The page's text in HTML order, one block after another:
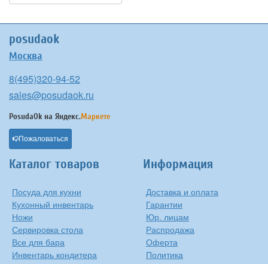
posudaok
Москва
8(495)320-94-52
sales@posudaok.ru
PosudaOk на Яндекс.Маркете
Пожаловаться
Каталог товаров
Посуда для кухни
Кухонный инвентарь
Ножи
Сервировка стола
Все для бара
Инвентарь кондитера
Информация
Доставка и оплата
Гарантии
Юр. лицам
Распродажа
Оферта
Политика